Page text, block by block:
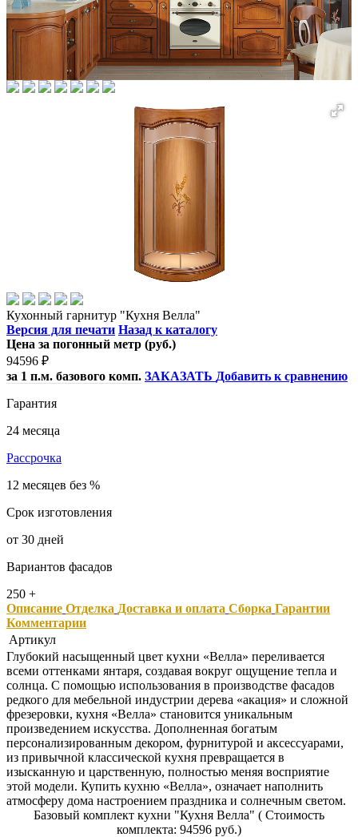
Кухонный гарнитур "Кухня Велла"
Версия для печати Назад к каталогу
Цена за погонный метр (руб.)
94596 ₽
за 1 п.м. базового комп. ЗАКАЗАТЬ Добавить к сравнению
Гарантия
24 месяца
Рассрочка
12 месяцев без %
Срок изготовления
от 30 дней
Вариантов фасадов
250 +
Описание Отделка Доставка и оплата Сборка Гарантии
Комментарии
Артикул
Глубокий насыщенный цвет кухни «Велла» переливается
всеми оттенками янтаря, создавая вокруг ощущение тепла и
солнца. С помощью использования в производстве фасадов
редкого для мебельной индустрии дерева «акация» и сложной
фрезеровки, кухня «Велла» становится уникальным
произведением искусства. Дополненная богатым
персонализированным декором, фурнитурой и аксессуарами,
из привычной классической кухня превращается в
изысканную и царственную, полностью меняя восприятие
этой модели. Купить кухню «Велла», означает наполнить
атмосферу дома настроением праздника и солнечным светом.
Базовый комплект кухни "Кухня Велла" ( Стоимость
комплекта: 94596 руб.)